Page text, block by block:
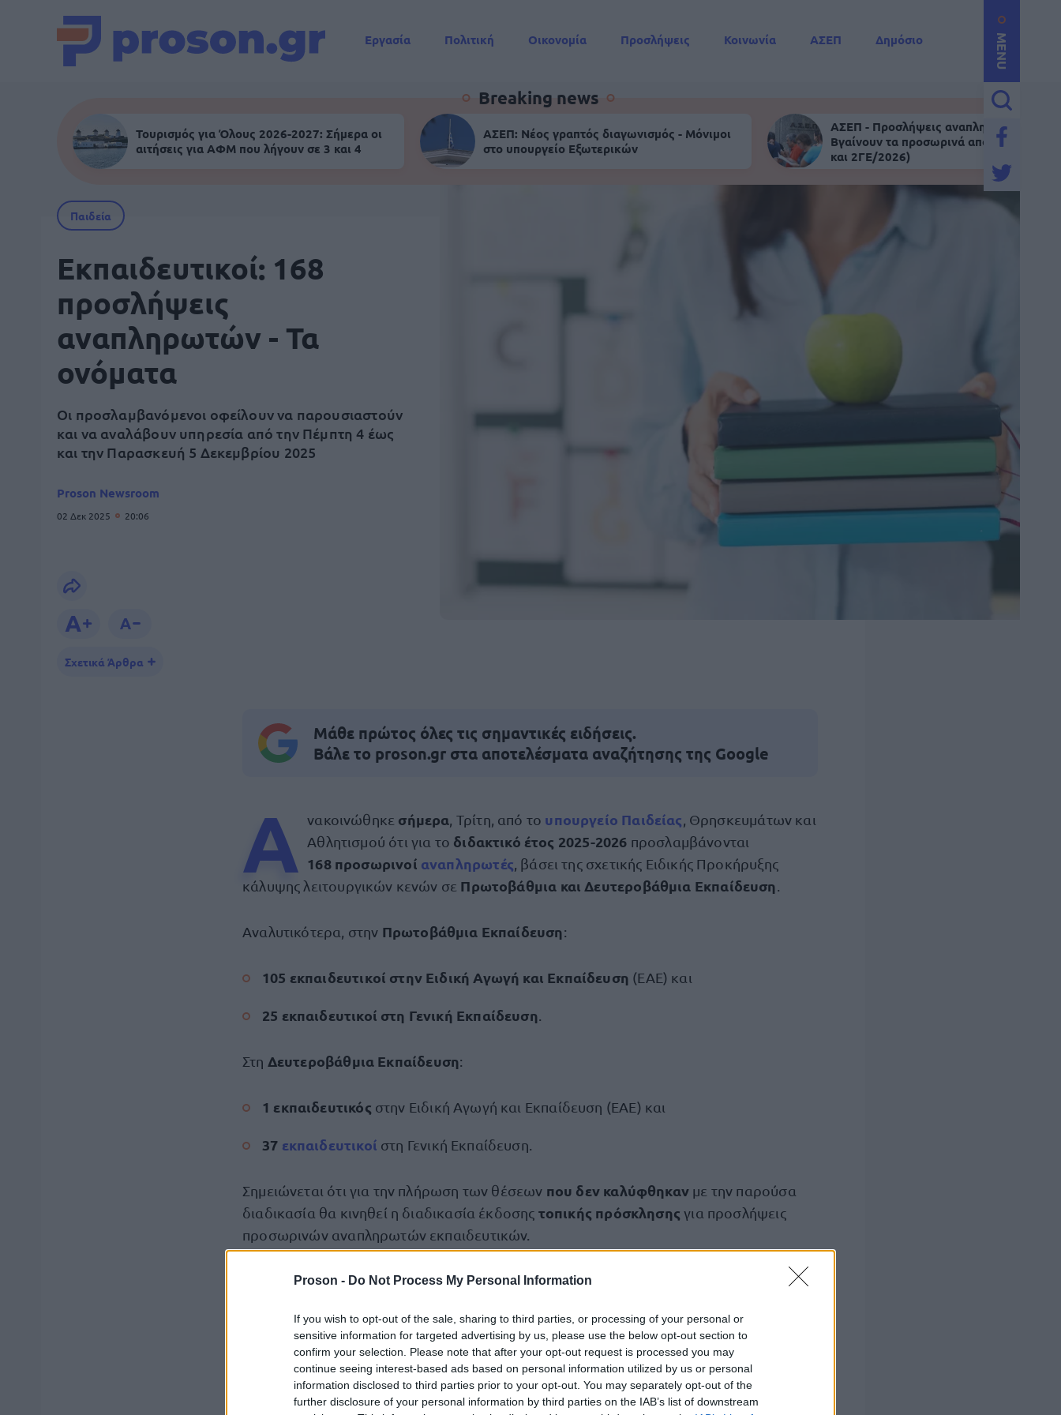
Proson - Do Not Process My Personal Information
If you wish to opt-out of the sale, sharing to third parties, or processing of your personal or
sensitive information for targeted advertising by us, please use the below opt-out section to
confirm your selection. Please note that after your opt-out request is processed you may
continue seeing interest-based ads based on personal information utilized by us or personal
information disclosed to third parties prior to your opt-out. You may separately opt-out of the
further disclosure of your personal information by third parties on the IAB’s list of downstream
MENU
Εργασία Πολιτική Οικονομία Προσλήψεις Κοινωνία ΑΣΕΠ
Δημόσιο
Breaking news
Τουρισμός για Όλους 2026-2027: Σήμερα οι
αιτήσεις για ΑΦΜ που λήγουν σε 3 και 4
ΑΣΕΠ: Νέος γραπτός διαγωνισμός - Μόνιμοι
στο υπουργείο Εξωτερικών
ΑΣΕΠ - Προσλήψεις αναπληρωτών:
Βγαίνουν τα προσωρινά αποτελέσματα
και 2ΓΕ/2026)
Παιδεία
Εκπαιδευτικοί: 168
προσλήψεις
αναπληρωτών - Τα
ονόματα
Οι προσλαμβανόμενοι οφείλουν να παρουσιαστούν
και να αναλάβουν υπηρεσία από την Πέμπτη 4 έως
και την Παρασκευή 5 Δεκεμβρίου 2025
Proson Newsroom
02 Δεκ 2025 20:06
Σχετικά Άρθρα
Μάθε πρώτος όλες τις σημαντικές ειδήσεις.
Βάλε το proson.gr στα αποτελέσματα αναζήτησης της Google
Α νακοινώθηκε σήμερα , Τρίτη, από το υπουργείο Παιδείας , Θρησκευμάτων και
Αθλητισμού ότι για το διδακτικό έτος 2025-2026 προσλαμβάνονται
168 προσωρινοί αναπληρωτές , βάσει της σχετικής Ειδικής Προκήρυξης
κάλυψης λειτουργικών κενών σε Πρωτοβάθμια και Δευτεροβάθμια Εκπαίδευση
Αναλυτικότερα, στην Πρωτοβάθμια Εκπαίδευση:
105 εκπαιδευτικoί στην Ειδική Αγωγή και Εκπαίδευση (ΕΑΕ) και
25 εκπαιδευτικοί στη Γενική Εκπαίδευση
Στη Δευτεροβάθμια Εκπαίδευση:
1 εκπαιδευτικός στην Ειδική Αγωγή και Εκπαίδευση (ΕΑΕ) και
37 εκπαιδευτικοί στη Γενική Εκπαίδευση.
Σημειώνεται ότι για την πλήρωση των θέσεων που δεν καλύφθηκαν με την παρούσα
διαδικασία θα κινηθεί η διαδικασία έκδοσης τοπικής πρόσκλησης για προσλήψεις
προσωρινών αναπληρωτών εκπαιδευτικών.
Οι προσλαμβανόμενοι οφείλουν να παρουσιαστούν και να αναλάβουν υπηρεσία
από
μονάδα /ΚΕΔΑΣΥ πρόσληψής τους.
Εάν τοποθετούνται σε περισσότερες από μία σχολικές μονάδες, η ανάληψη υπηρεσίας
λαμβάνει χώρα στη σχολική μονάδα όπου θα παρέχονται οι περισσότερεςώρες